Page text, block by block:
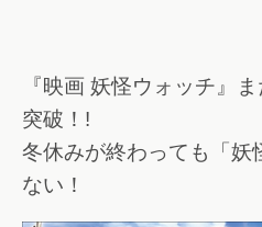
『映画 妖怪ウォッチ』
突破！!
冬休みが終わっても「妖
ない！